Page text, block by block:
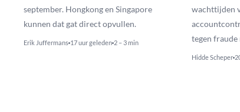
september. Hongkong en Singapore
kunnen dat gat direct opvullen.
Erik Juffermans 17 uur geleden 2 – 3 min
wachttijden
tegen fraude
Hidde Scheper